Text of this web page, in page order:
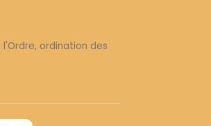
ordination des